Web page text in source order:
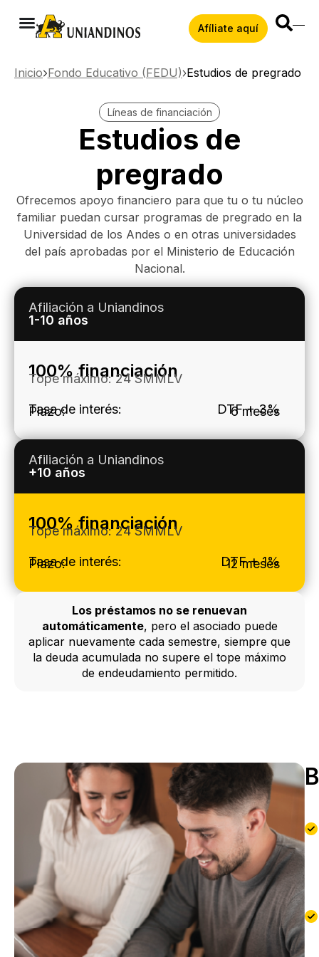
Afíliate aquí
Inicio Fondo Educativo (FEDU) Estudios de pregrado
Líneas de financiación
Estudios de
pregrado
Ofrecemos apoyo financiero para que tu o tu núcleo
familiar puedan cursar programas de pregrado en la
Universidad de los Andes o en otras universidades
del país aprobadas por el Ministerio de Educación
Nacional.
Afiliación a Uniandinos
1-10 años
100% financiación
Tope máximo: 24 SMMLV
Tasa de interés: DTF + 3%
Plazo: 6 meses
Afiliación a Uniandinos
+10 años
100% financiación
Tope máximo: 24 SMMLV
Tasa de interés: DTF + 1%
Plazo: 12 meses
Los préstamos no se renuevan
automáticamente, pero el asociado puede
aplicar nuevamente cada semestre, siempre que
la deuda acumulada no supere el tope máximo
de endeudamiento permitido.